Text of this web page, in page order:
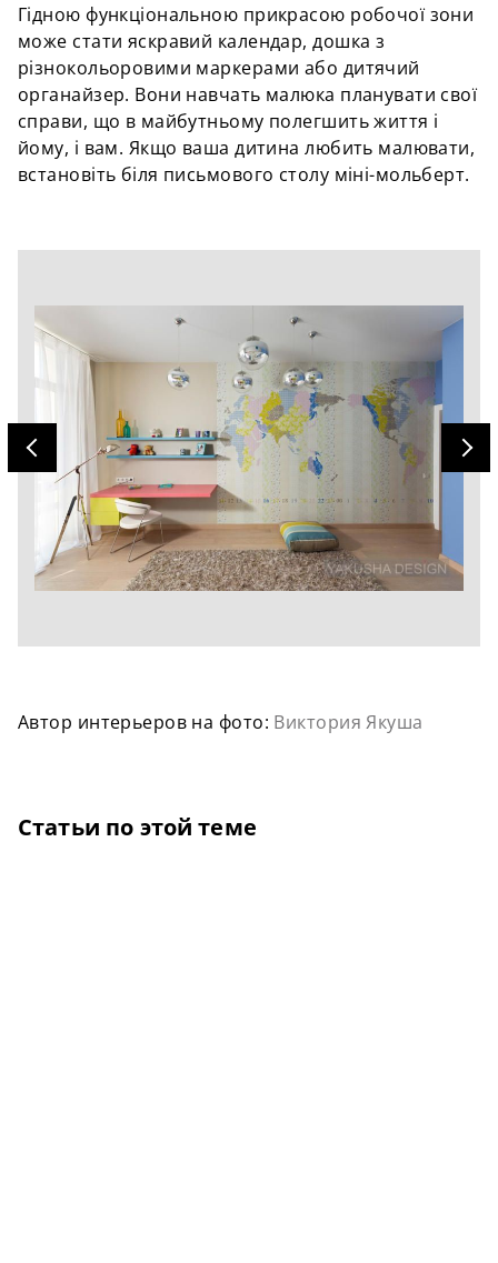
Гідною функціональною прикрасою робочої зони
може стати яскравий календар, дошка з
різнокольоровими маркерами або дитячий
органайзер. Вони навчать малюка планувати свої
справи, що в майбутньому полегшить життя і
йому, і вам. Якщо ваша дитина любить малювати,
встановіть біля письмового столу міні-мольберт.
Автор интерьеров на фото: Виктория Якуша
Статьи по этой теме